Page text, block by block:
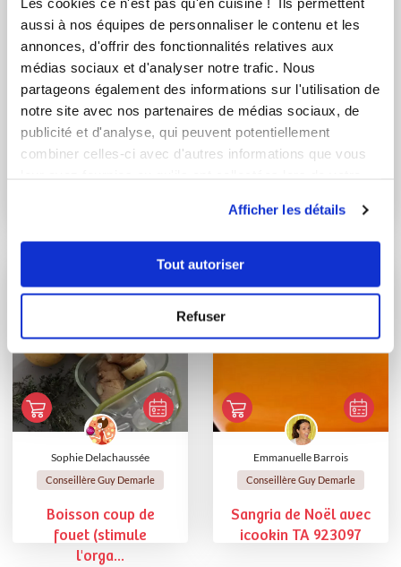
aussi à nos équipes de personnaliser le contenu et les
annonces, d'offrir des fonctionnalités relatives aux
médias sociaux et d'analyser notre trafic. Nous
partageons également des informations sur l'utilisation de
notre site avec nos partenaires de médias sociaux, de
publicité et d'analyse, qui peuvent potentiellement
combiner celles-ci avec d'autres informations que vous
Afficher les détails
Tout autoriser
Refuser
lesgourmandisesambre Emmanuelle Barrois
Vin chaud avec
Sophie Delachaussée
Conseillère Guy Demarle
Boisson coup de
fouet (stimule
l'orga...
Emmanuelle Barrois
Conseillère Guy Demarle
Sangria de Noël avec
icookin TA 923097